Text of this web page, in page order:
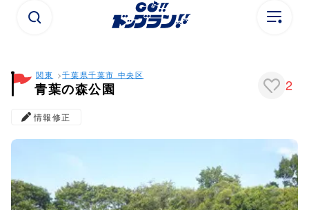
関東 千葉県千葉市 中央区
青葉の森公園 2
情報修正